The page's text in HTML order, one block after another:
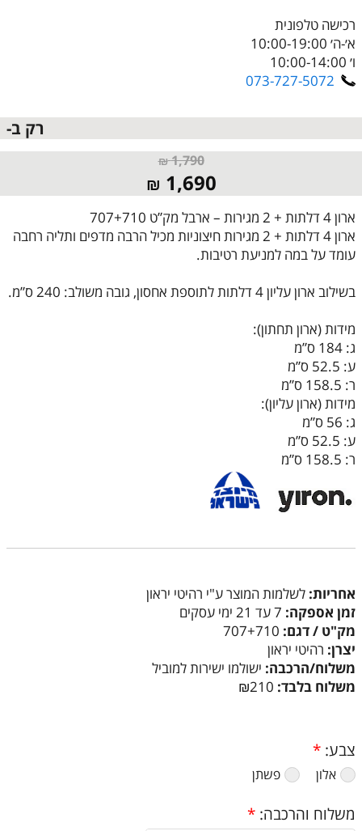
רכישה טלפונית
א׳-ה׳ 10:00-19:00
ו׳ 10:00-14:00
073-727-5072
רק ב-
1,790
₪
1,690
₪
ארון 4 דלתות + 2 מגירות – ארבל מק”ט 707+710
ארון 4 דלתות + 2 מגירות חיצוניות מכיל הרבה מדפים ותליה רחבה
עומד על במה למניעת רטיבות.
בשילוב ארון עליון 4 דלתות לתוספת אחסון, גובה משולב: 240 ס”מ.
מידות (ארון תחתון):
ג: 184 ס”מ
ע: 52.5 ס”מ
ר: 158.5 ס”מ
מידות (ארון עליון):
ג: 56 ס”מ
ע: 52.5 ס”מ
ר: 158.5 ס”מ
אחריות: לשלמות המוצר ע"י רהיטי יראון
זמן אספקה: 7 עד 21 ימי עסקים
מק"ט / דגם: 707+710
יצרן: רהיטי יראון
משלוח/הרכבה: ישולמו ישירות למוביל
משלוח בלבד: ₪210
צבע: *
אלון פשתן
משלוח והרכבה: *